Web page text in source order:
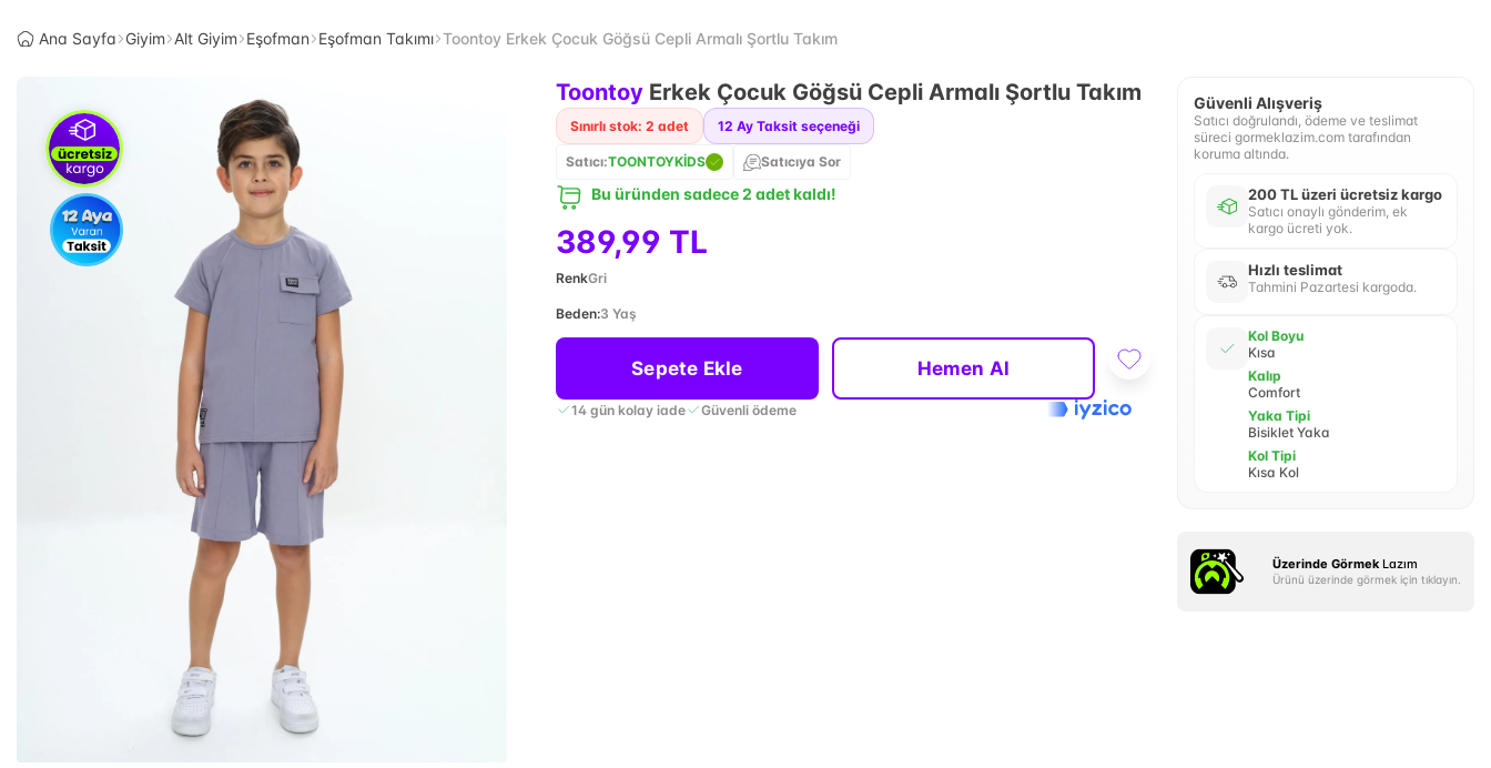
Ana Sayfa Giyim Alt Giyim Eşofman Eşofman Takımı Toontoy Erkek Çocuk Göğsü Cepli Armalı Şortlu Takım
Toontoy Erkek Çocuk Göğsü Cepli Armalı Şortlu Takım
Sınırlı stok: 2 adet 12 Ay Taksit seçeneği
Satıcı:TOONTOYKİDS Satıcıya Sor
Bu üründen sadece 2 adet kaldı!
389,99 TL
RenkGri
Beden:3 Yaş
Sepete Ekle Hemen Al
14 gün kolay iade Güvenli ödeme
Güvenli Alışveriş
Satıcı doğrulandı, ödeme ve teslimat
süreci gormeklazim.com tarafından
koruma altında.
200 TL üzeri ücretsiz kargo
Satıcı onaylı gönderim, ek
kargo ücreti yok.
Hızlı teslimat
Tahmini Pazartesi kargoda.
Kol Boyu
Kısa
Kalıp
Comfort
Yaka Tipi
Bisiklet Yaka
Kol Tipi
Kısa Kol
Üzerinde Görmek Lazım
Ürünü üzerinde görmek için tıklayın.